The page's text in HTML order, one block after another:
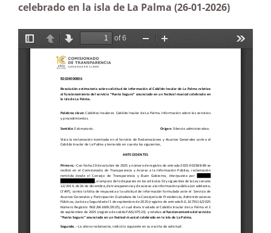
celebrado en la isla de La Palma (26-01-2026)